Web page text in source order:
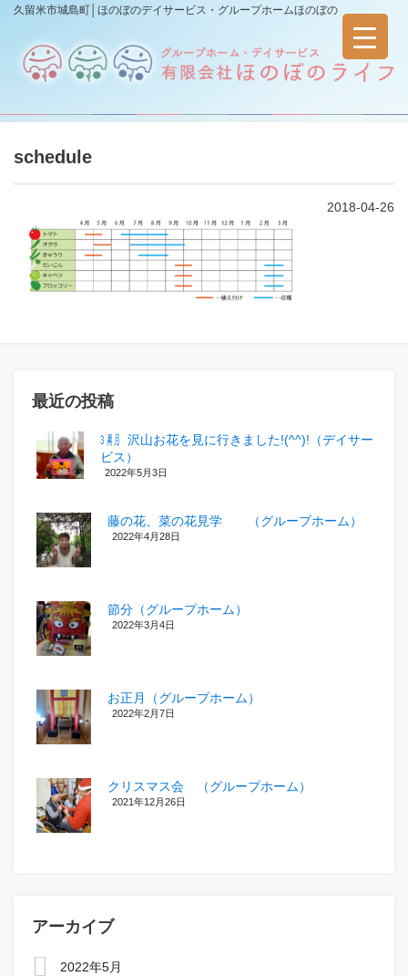
久留米市城島町│ほのぼのデイサービス・グループホームほのぼの
schedule
2018-04-26
最近の投稿
㋂㋃、沢山お花を見に行きました!(^^)!（デイサー
ビス）
2022年5月3日
藤の花、菜の花見学 （グループホーム）
2022年4月28日
節分（グループホーム）
2022年3月4日
お正月（グループホーム）
2022年2月7日
クリスマス会 （グループホーム）
2021年12月26日
アーカイブ
2022年5月